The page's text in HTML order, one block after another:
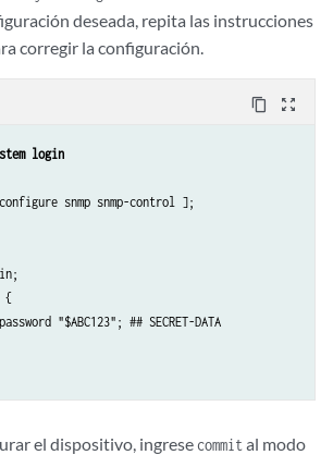
deseada, repita las instrucciones
corregir la configuración.
content_copy zoom_out_map
login
snmp snmp-control ];
{
"$ABC123"; ## SECRET-DATA
el dispositivo, ingrese commital modo